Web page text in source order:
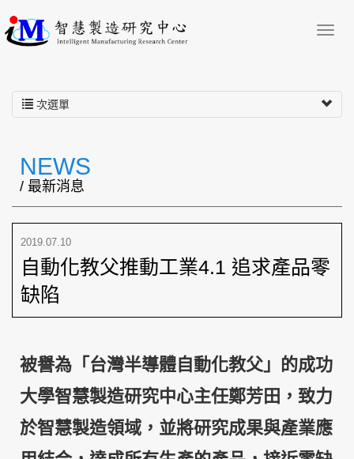
次選單
NEWS
/ 最新消息
2019.07.10
自動化教父推動工業4.1 追求產品零
缺陷
被譽為「台灣半導體自動化教父」的成功
大學智慧製造研究中心主任鄭芳田，致力
於智慧製造領域，並將研究成果與產業應